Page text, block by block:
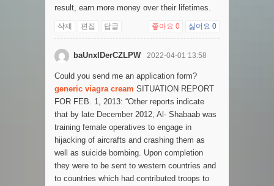
result, earn more money over their lifetimes.
삭제 편집 답글 좋아요 0 싫어요 0
baUnxlDerCZLPW 2022-04-01 13:58
Could you send me an application form?
generic viagra cream SITUATION REPORT
FOR FEB. 1, 2013: “Other reports indicate
that by late December 2012, Al- Shabaab was
training female operatives to engage in
hijacking of aircrafts and crashing them as
well as suicide bombing. Upon completion
they were to be sent to western countries and
to countries which had contributed troops to